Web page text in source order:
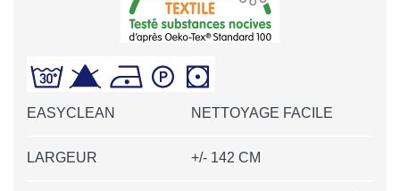
EASYCLEAN NETTOYAGE FACILE
LARGEUR +/- 142 CM